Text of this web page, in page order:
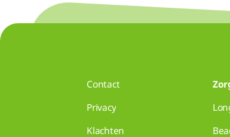
Contact
Privacy
Klachten